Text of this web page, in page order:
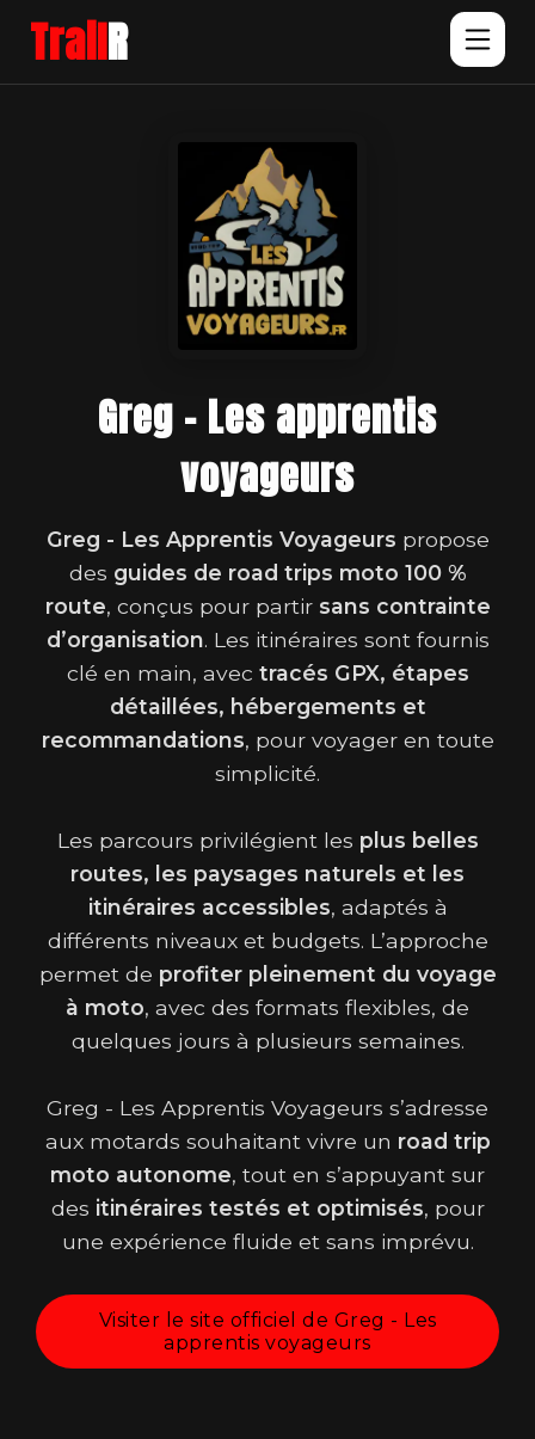
TrailR
Greg - Les apprentis
voyageurs
Greg - Les Apprentis Voyageurs propose
des guides de road trips moto 100 %
route, conçus pour partir sans contrainte
d’organisation. Les itinéraires sont fournis
clé en main, avec tracés GPX, étapes
détaillées, hébergements et
recommandations, pour voyager en toute
simplicité.
Les parcours privilégient les plus belles
routes, les paysages naturels et les
itinéraires accessibles, adaptés à
différents niveaux et budgets. L’approche
permet de profiter pleinement du voyage
à moto, avec des formats flexibles, de
quelques jours à plusieurs semaines.
Greg - Les Apprentis Voyageurs s’adresse
aux motards souhaitant vivre un road trip
moto autonome, tout en s’appuyant sur
des itinéraires testés et optimisés, pour
une expérience fluide et sans imprévu.
Visiter le site officiel de Greg - Les
apprentis voyageurs